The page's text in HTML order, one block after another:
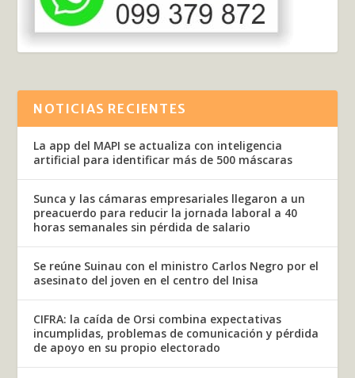
NOTICIAS RECIENTES
La app del MAPI se actualiza con inteligencia
artificial para identificar más de 500 máscaras
Sunca y las cámaras empresariales llegaron a un
preacuerdo para reducir la jornada laboral a 40
horas semanales sin pérdida de salario
Se reúne Suinau con el ministro Carlos Negro por el
asesinato del joven en el centro del Inisa
CIFRA: la caída de Orsi combina expectativas
incumplidas, problemas de comunicación y pérdida
de apoyo en su propio electorado